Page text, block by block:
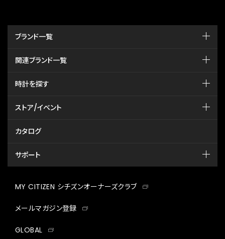
ブランド一覧
関連ブランド一覧
時計を探す
ストア/イベント
カタログ
サポート
MY CITIZEN シチズンオーナーズクラブ
メールマガジン登録
GLOBAL